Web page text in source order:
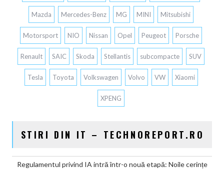
Mazda Mercedes-Benz MG MINI Mitsubishi
Motorsport NIO Nissan Opel Peugeot Porsche
Renault SAIC Skoda Stellantis subcompacte SUV
Tesla Toyota Volkswagen Volvo VW Xiaomi
XPENG
STIRI DIN IT – TECHNOREPORT.RO
Regulamentul privind IA intră într-o nouă etapă: Noile cerințe